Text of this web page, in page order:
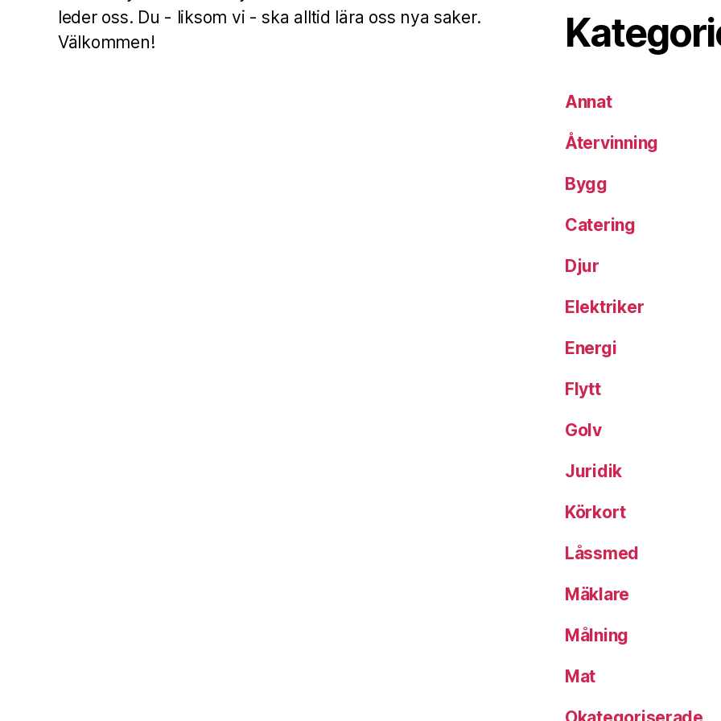
leder oss. Du - liksom vi - ska alltid lära oss nya saker.
Välkommen!
Annat
Återvinning
Bygg
Catering
Djur
Elektriker
Energi
Flytt
Golv
Juridik
Körkort
Låssmed
Mäklare
Målning
Mat